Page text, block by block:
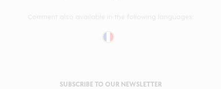
SUBSCRIBE TO OUR NEWSLETTER